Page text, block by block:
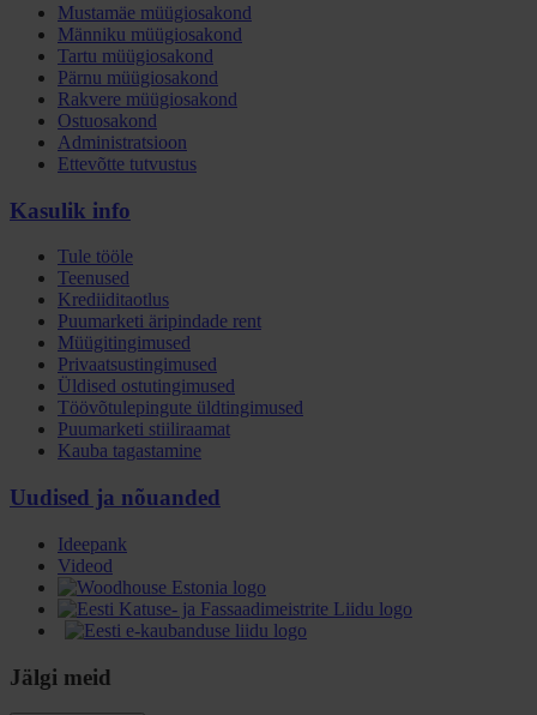
Mustamäe müügiosakond
Männiku müügiosakond
Tartu müügiosakond
Pärnu müügiosakond
Rakvere müügiosakond
Ostuosakond
Administratsioon
Ettevõtte tutvustus
Kasulik info
Tule tööle
Teenused
Krediiditaotlus
Puumarketi äripindade rent
Müügitingimused
Privaatsustingimused
Üldised ostutingimused
Töövõtulepingute üldtingimused
Puumarketi stiiliraamat
Kauba tagastamine
Uudised ja nõuanded
Ideepank
Videod
Jälgi meid